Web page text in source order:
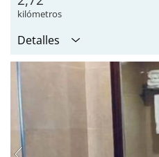
kilómetros
Detalles